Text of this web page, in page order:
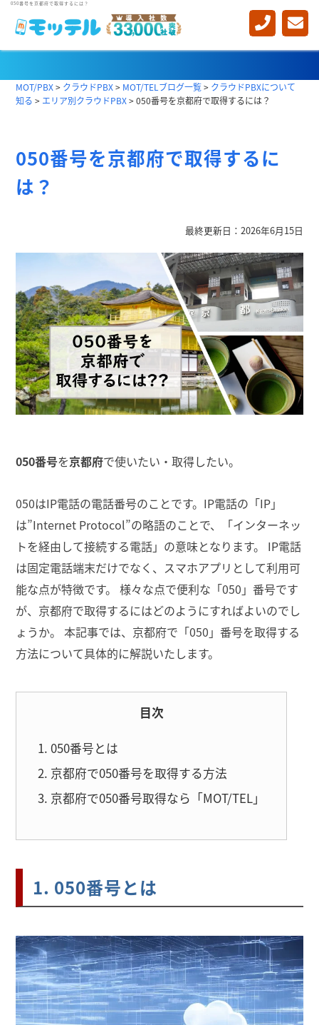
050番号を京都府で取得するには？
エリア別クラウドPBX
MOT/PBX> クラウドPBX> MOT/TELブログ一覧> クラウドPBXについて
知る > エリア別クラウドPBX>050番号を京都府で取得するには？
050番号を京都府で取得するに
は？
最終更新日：2026年6月15日
050番号を京都府で使いたい・取得したい。
050はIP電話の電話番号のことです。IP電話の「IP」
は”Internet Protocol”の略語のことで、「インターネッ
トを経由して接続する電話」の意味となります。 IP電話
は固定電話端末だけでなく、スマホアプリとして利用可
能な点が特徴です。 様々な点で便利な「050」番号です
が、京都府で取得するにはどのようにすればよいのでし
ょうか。 本記事では、京都府で「050」番号を取得する
方法について具体的に解説いたします。
目次
1. 050番号とは
2. 京都府で050番号を取得する方法
3. 京都府で050番号取得なら「MOT/TEL」
1. 050番号とは